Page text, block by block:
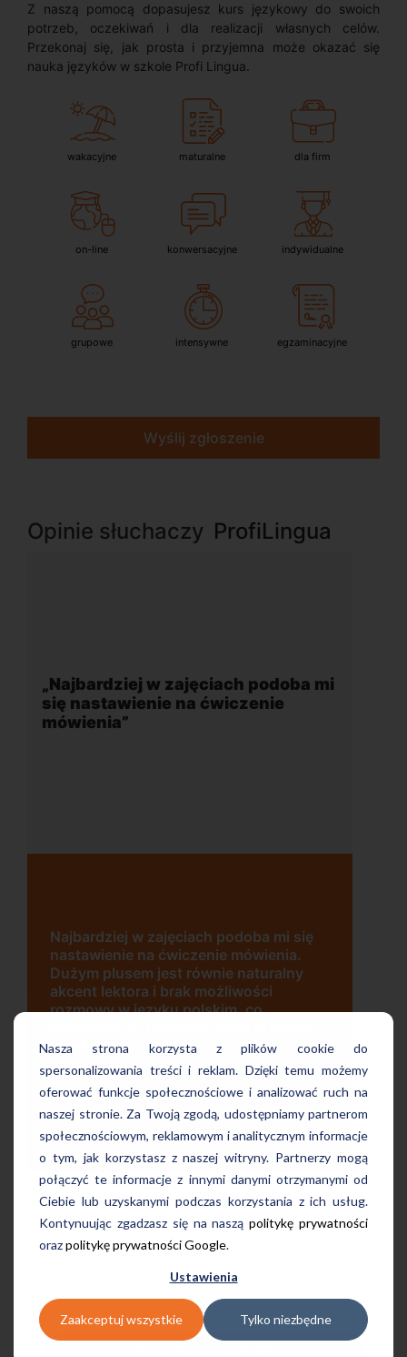
Nasza strona korzysta z plików cookie do
spersonalizowania treści i reklam. Dzięki temu możemy
oferować funkcje społecznościowe i analizować ruch na
naszej stronie. Za Twoją zgodą, udostępniamy partnerom
społecznościowym, reklamowym i analitycznym informacje
o tym, jak korzystasz z naszej witryny. Partnerzy mogą
połączyć te informacje z innymi danymi otrzymanymi od
Ciebie lub uzyskanymi podczas korzystania z ich usług.
Kontynuując zgadzasz się na nasząpolitykę prywatności
orazpolitykę prywatności Google.
Ustawienia
Zaakceptuj wszystkie Tylko niezbędne
Z naszą pomocą dopasujesz kurs językowy do swoich
potrzeb, oczekiwań i dla realizacji własnych celów.
Przekonaj się, jak prosta i przyjemna może okazać się
nauka języków w szkole Profi Lingua.
wakacyjne maturalne dla firm
on-line konwersacyjne indywidualne
grupowe intensywne egzaminacyjne
Wyślij zgłoszenie
Opinie słuchaczy ProfiLingua
podoba mi
podoba mi się
mówienia.
naturalny
co
„Wygodna, nowoczesna
położona w dogodnej
Uczę się w tej szkole od 4 lat i
bardzo zadowolona. Zajęcia z
wygodna, nowoczesna szkoła
w dogodnej lokalizacji, bo tuż
wyjściu z metra, mili pracownicy,
bardzo konkurencyjna cena
pomocą w każdej chwili!
Pani Małgrzata, Warszawa Metro
ProfiLingua. Promocja obowiązuje w dniach 7-14.02.2022 i nie łączy się z